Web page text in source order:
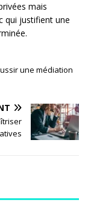
mais
qui justifient une
une médiation